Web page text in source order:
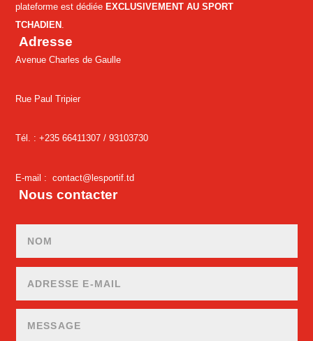
plateforme est dédiéeEXCLUSIVEMENT AU SPORT
TCHADIEN
Adresse
Avenue Charles de Gaulle
Rue Paul Tripier
Tél. : +235 66411307 /93103730
E-mail :contact@lesportif.td
Nous contacter